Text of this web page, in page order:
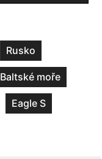
Rusko
Baltské moře
Eagle S